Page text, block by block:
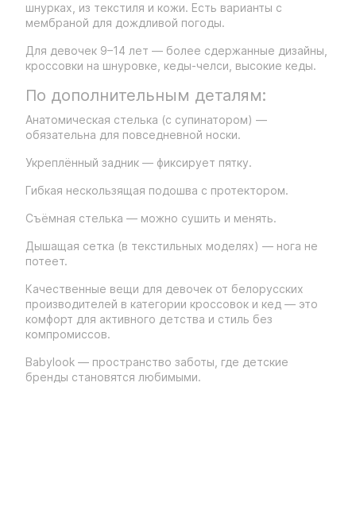
шнурках, из текстиля и кожи. Есть варианты с
мембраной для дождливой погоды.
Для девочек 9–14 лет — более сдержанные дизайны,
кроссовки на шнуровке, кеды-челси, высокие кеды.
По дополнительным деталям:
Анатомическая стелька (с супинатором) —
обязательна для повседневной носки.
Укреплённый задник — фиксирует пятку.
Гибкая нескользящая подошва с протектором.
Съёмная стелька — можно сушить и менять.
Дышащая сетка (в текстильных моделях) — нога не
потеет.
Качественные вещи для девочек от белорусских
производителей в категории кроссовок и кед — это
комфорт для активного детства и стиль без
компромиссов.
Babylook — пространство заботы, где детские
бренды становятся любимыми.